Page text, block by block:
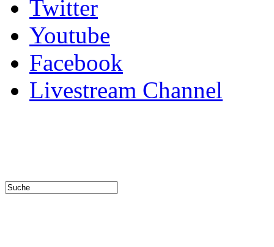
Twitter
Youtube
Facebook
Livestream Channel